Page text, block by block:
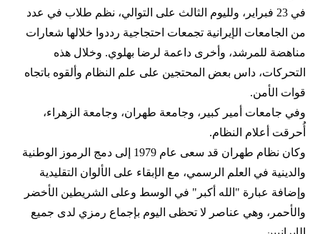
في 23 فبراير، ولليوم الثالث على التوالي، نظم طلاب في عدد
من الجامعات الإيرانية تجمعات احتجاجية رددوا خلالها شعارات
مناهضة للمرشد، وأخرى داعمة لرضا بهلوي. وخلال هذه
التحركات، داس بعض المحتجين على علم النظام وألقوه باتجاه
قوات الأمن.
وفي جامعات أمير كبير، وجامعة طهران، وجامعة الزهراء،
أُحرقت أعلام النظام.
وكان نظام طهران قد سعى عام 1979 إلى دمج الرموز الوطنية
والدينية في العلم الرسمي، مع الإبقاء على الألوان التقليدية
وإضافة عبارة "الله أكبر" في الوسط وعلى الشريطين الأخضر
والأحمر، وهي عناصر لا تحظى اليوم بإجماع رمزي لدى جميع